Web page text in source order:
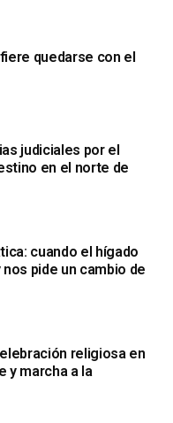
quedarse con el
judiciales por el
en el norte de
cuando el hígado
pide un cambio de
religiosa en
y marcha a la